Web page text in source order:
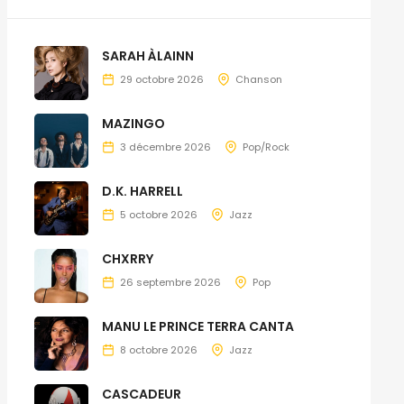
SARAH ÀLAINN
29 octobre 2026 Chanson
MAZINGO
3 décembre 2026 Pop/Rock
D.K. HARRELL
5 octobre 2026 Jazz
CHXRRY
26 septembre 2026 Pop
MANU LE PRINCE TERRA CANTA
8 octobre 2026 Jazz
CASCADEUR